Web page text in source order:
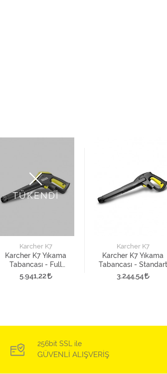
TÜKENDİ
Karcher K7
Karcher K7 Yıkama
Tabancası - Full
Control
5.941,22
Karcher K7
Karcher K7 Yıkama
Tabancası - Standart
3.244,54
256bit SSL ile
GÜVENLİ ALIŞVERİŞ